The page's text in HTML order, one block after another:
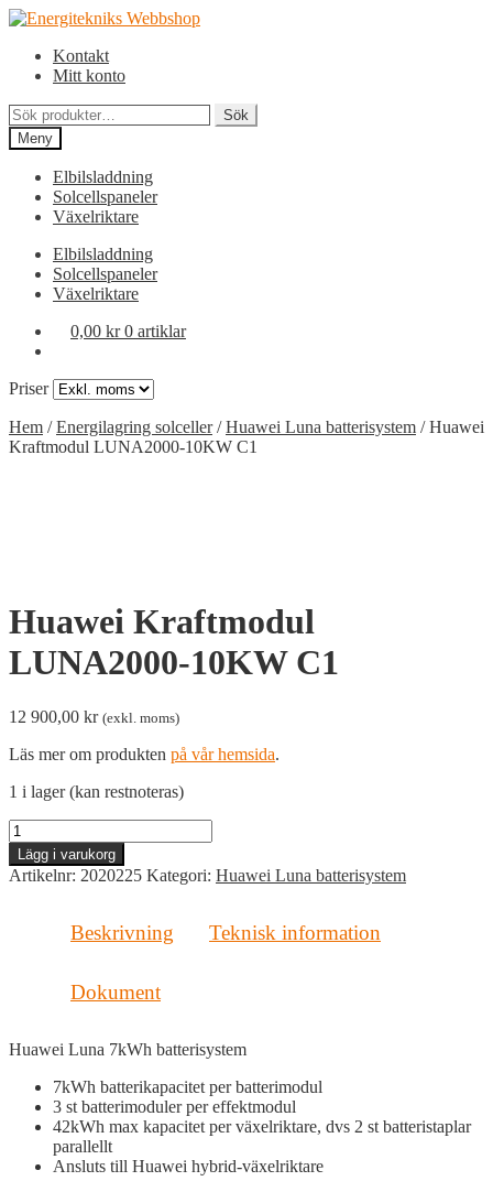
Hoppa
navigering
Hoppa
innehållKontakt
Mitt konto
Sök
efter:
Sök
Meny
Elbilsladdning
Solcellspaneler
Växelriktare
Elbilsladdning
Solcellspaneler
Växelriktare
0,00 kr 0 artiklar
Priser
Hem /Energilagring solceller/Huawei Luna batterisystem /Huawei
Kraftmodul LUNA2000-10KW C1
Huawei Kraftmodul
LUNA2000-10KW C1
12 900,00 kr (exkl. moms)
Läs mer om produkten på vår hemsida.
1 i lager (kan restnoteras)
Huawei
Kraftmodul
LUNA2000-
10KW
Lägg i varukorg
Artikelnr: 2020225 Kategori: Huawei Luna batterisystem
Beskrivning Teknisk information
Dokument
Huawei Luna 7kWh batterisystem
7kWh batterikapacitet per batterimodul
3 st batterimoduler per effektmodul
42kWh max kapacitet per växelriktare, dvs 2 st batteristaplar
parallellt
Ansluts till Huawei hybrid-växelriktare